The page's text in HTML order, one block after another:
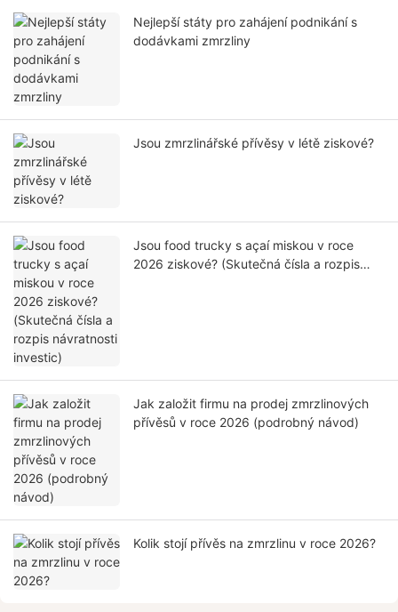
Nejlepší státy pro zahájení podnikání s
dodávkami zmrzliny
Jsou zmrzlinářské přívěsy v létě ziskové?
Jsou food trucky s açaí miskou v roce
2026 ziskové? (Skutečná čísla a rozpis
Jak založit firmu na prodej zmrzlinových
přívěsů v roce 2026 (podrobný návod)
Kolik stojí přívěs na zmrzlinu v roce 2026?